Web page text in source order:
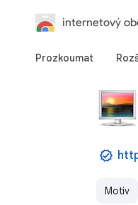
internetový
Prozkoumat
Motiv